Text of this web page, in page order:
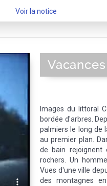
Voir la notice
Images du littoral
bordée d'arbres.
palmiers le long de
au premier plan.
de bain rejoignent
rochers. Un
Vues d'une ville
des montagnes